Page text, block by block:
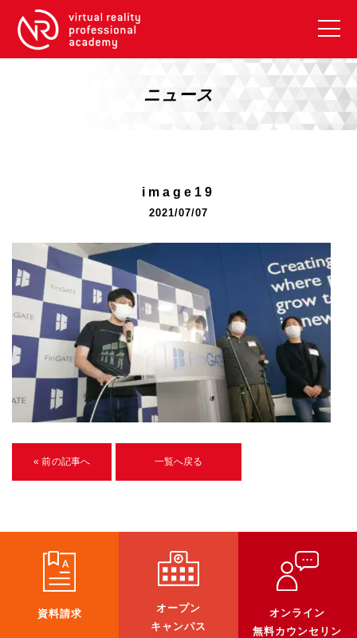
VRアカデミーとは
【2026年10月】ARエキスパートコース
【2026年10月】XRプロフェッショナル
《リスキリング補助金コース》
リスキリング補助金対象コース説明
《SDGs》
U-15メタバースプログラミング講座
入学案内
受講生紹介
イベント
アクセスマップ
企業向け
ニュース
image19
2021/07/07
« 前の記事へ 一覧へ戻る
資料請求
オープン
キャンパス
オンライン
無料カウンセリン